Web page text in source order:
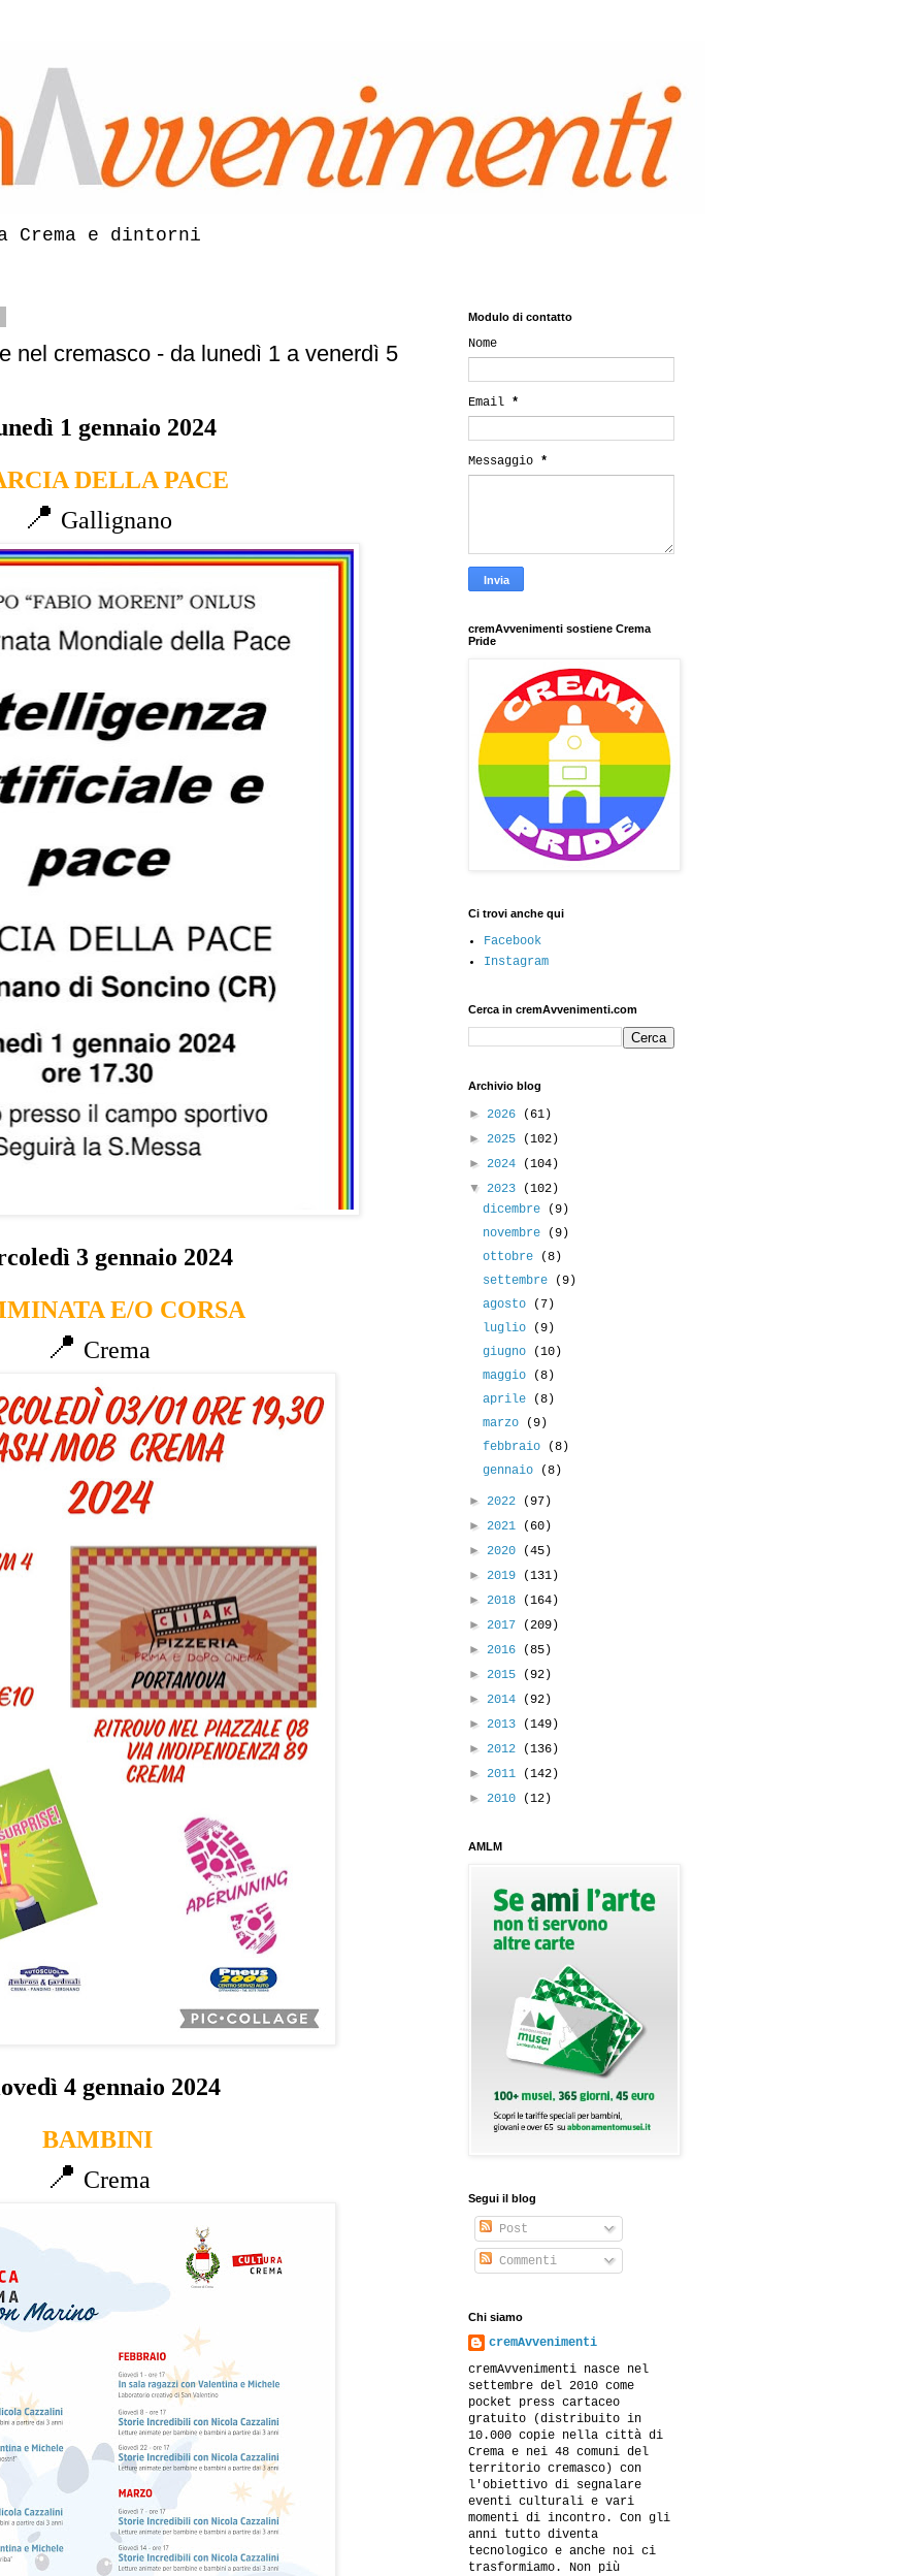
Crema e dintorni
nel cremasco - da lunedì 1 a venerdì 5
1 gennaio 2024
DELLA PACE
📍 Gallignano
3 gennaio 2024
E/O CORSA
📍 Crema
4 gennaio 2024
BAMBINI
📍 Crema
Modulo di contatto
Nome
Email *
Messaggio *
cremAvvenimenti sostiene Crema
Pride
Ci trovi anche qui
Facebook
Instagram
Cerca in cremAvvenimenti.com
Archivio blog
► 2026
(61)
► 2025
(102)
► 2024
(104)
▼ 2023
(102)
dicembre
(9)
novembre
(9)
ottobre
(8)
settembre
(9)
agosto
(7)
luglio
(9)
giugno
(10)
maggio
(8)
aprile
(8)
marzo
(9)
febbraio
(8)
gennaio
(8)
► 2022
(97)
► 2021
(60)
► 2020
(45)
► 2019
(131)
► 2018
(164)
► 2017
(209)
► 2016
(85)
► 2015
(92)
► 2014
(92)
► 2013
(149)
► 2012
(136)
► 2011
(142)
► 2010 (12)
AMLM
Segui il blog
Post
Commenti
Chi siamo
cremAvvenimenti
cremAvvenimenti nasce nel
settembre del 2010 come
pocket press cartaceo
gratuito (distribuito in
10.000 copie nella città di
Crema e nei 48 comuni del
territorio cremasco) con
l'obiettivo di segnalare
eventi culturali e vari
momenti di incontro. Con gli
anni tutto diventa
tecnologico e anche noi ci
trasformiamo. Non più